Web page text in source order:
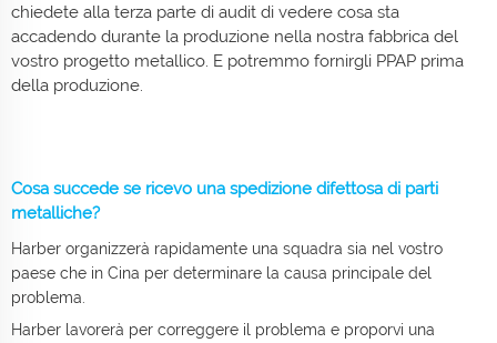
chiedete alla terza parte di audit di vedere cosa sta
accadendo durante la produzione nella nostra fabbrica del
vostro progetto metallico. E potremmo fornirgli PPAP prima
della produzione.
Cosa succede se ricevo una spedizione difettosa di parti
metalliche?
Harber organizzerà rapidamente una squadra sia nel vostro
paese che in Cina per determinare la causa principale del
problema.
Harber lavorerà per correggere il problema e proporvi una